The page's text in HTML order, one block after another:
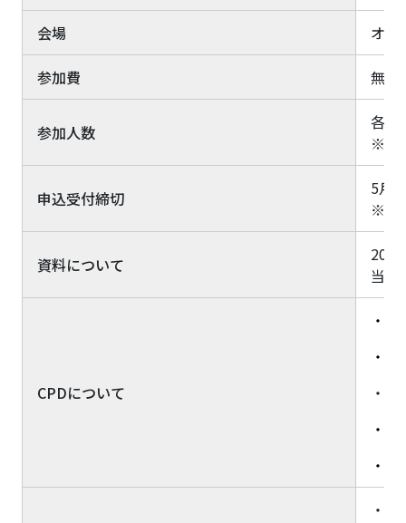
会場 オン
参加費 無料
参加人数
各ウ
※環
申込受付締切
5月
※全
資料について
当日
CPDについて
・
・
・
・
・
・